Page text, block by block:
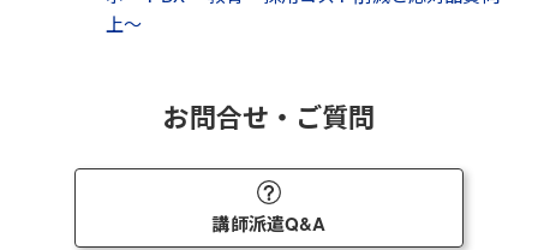
上〜
お問合せ・ご質問
講師派遣Q&A